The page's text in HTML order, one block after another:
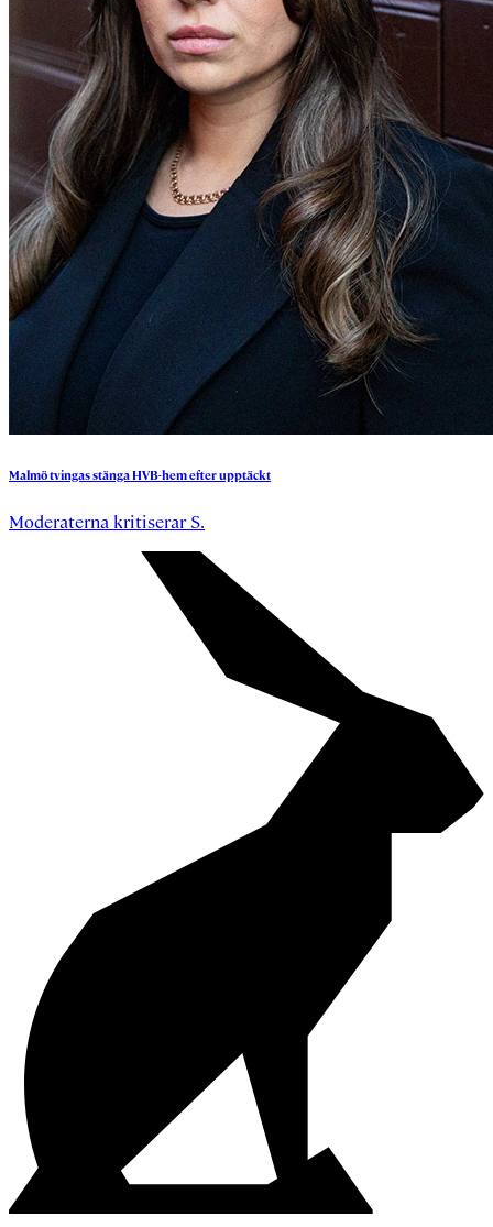
MalmötvingasstängaHVB-hemefterupptäckt
Moderaterna kritiserar S.